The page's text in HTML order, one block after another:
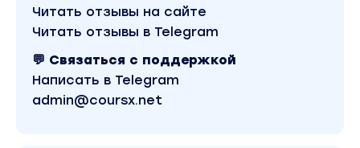
Читать отзывы на сайте
Читать отзывы в Telegram
💬 Связаться с поддержкой
Написать в Telegram
admin@coursx.net